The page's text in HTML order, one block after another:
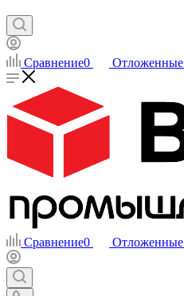
Сравнение0 Отложенные
Сравнение0 Отложенные